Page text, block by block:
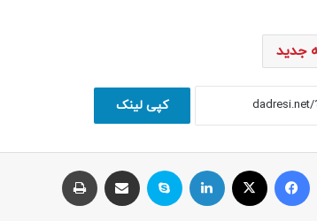
جدید
کپی لینک
فیسبوک ایکس لینکداین اسکایپ اشتراک با ایمیل